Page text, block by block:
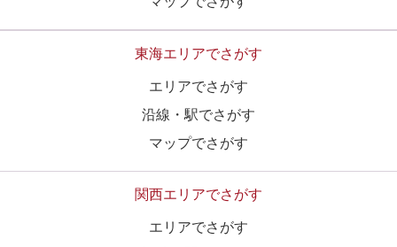
東海エリアでさがす
エリアでさがす
沿線・駅でさがす
マップでさがす
関西エリアでさがす
エリアでさがす